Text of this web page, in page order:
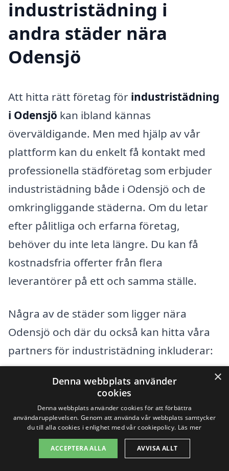
industristädning i
andra städer nära
Odensjö
Att hitta rätt företag för industristädning
i Odensjö kan ibland kännas
överväldigande. Men med hjälp av vår
plattform kan du enkelt få kontakt med
professionella städföretag som erbjuder
industristädning både i Odensjö och de
omkringliggande städerna. Om du letar
efter pålitliga och erfarna företag,
behöver du inte leta längre. Du kan få
kostnadsfria offerter från flera
leverantörer på ett och samma ställe.
Några av de städer som ligger nära
Odensjö och där du också kan hitta våra
partners för industristädning inkluderar:
Jönköping
Gränna
Habo
Taberg
×
Denna webbplats använder
cookies
Denna webbplats använder cookies för att förbättra
användarupplevelsen. Genom att använda vår webbplats samtycker
du till alla cookies i enlighet med vår cookiepolicy. Läs mer
ACCEPTERA ALLA AVVISA ALLT